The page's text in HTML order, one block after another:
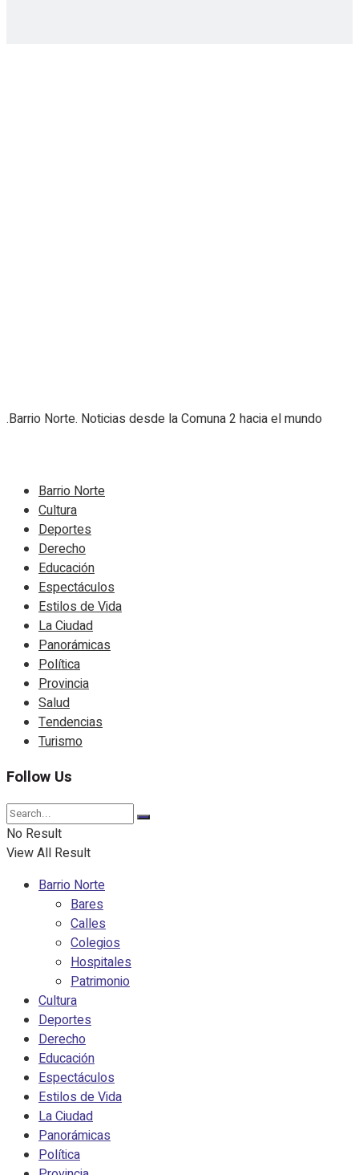
.Barrio Norte. Noticias desde la Comuna 2 hacia el mundo
Barrio Norte
Cultura
Deportes
Derecho
Educación
Espectáculos
Estilos de Vida
La Ciudad
Panorámicas
Política
Provincia
Salud
Tendencias
Turismo
Follow Us
No Result
View All Result
Barrio Norte
Bares
Calles
Colegios
Hospitales
Patrimonio
Cultura
Deportes
Derecho
Educación
Espectáculos
Estilos de Vida
La Ciudad
Panorámicas
Política